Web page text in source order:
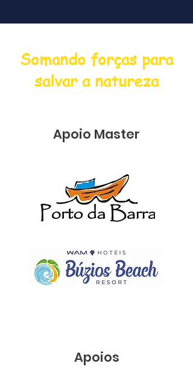
Somando forças para
salvar a natureza
Apoio Master
Apoios